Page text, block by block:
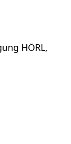
HÖRL,